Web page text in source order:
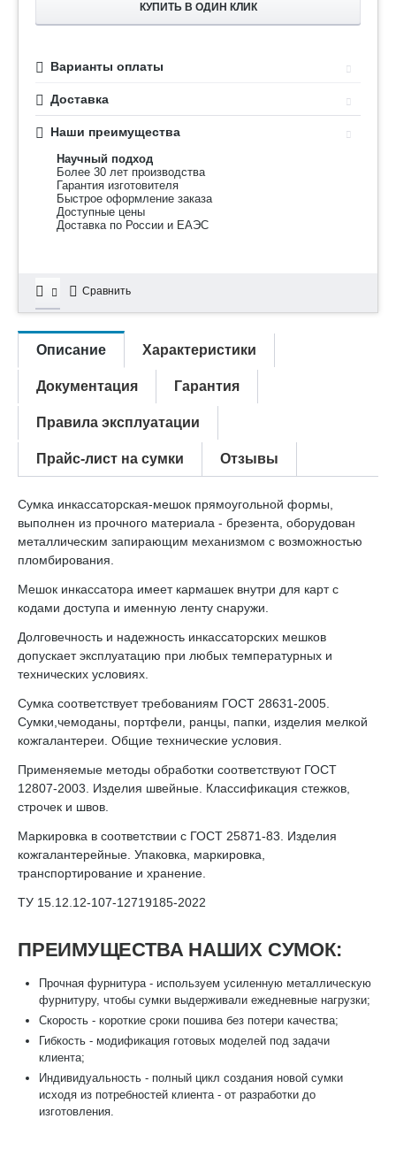
КУПИТЬ В ОДИН КЛИК
Варианты оплаты
Доставка
Наши преимущества
Научный подход
Более 30 лет производства
Гарантия изготовителя
Быстрое оформление заказа
Доступные цены
Доставка по России и ЕАЭС
Сравнить
Описание Характеристики
Документация Гарантия
Правила эксплуатации
Прайс-лист на сумки Отзывы
Сумка инкассаторская-мешок прямоугольной формы,
выполнен из прочного материала - брезента, оборудован
металлическим запирающим механизмом с возможностью
пломбирования.
Мешок инкассатора имеет кармашек внутри для карт с
кодами доступа и именную ленту снаружи.
Долговечность и надежность инкассаторских мешков
допускает эксплуатацию при любых температурных и
технических условиях.
Сумка соответствует требованиям ГОСТ 28631-2005.
Сумки,чемоданы, портфели, ранцы, папки, изделия мелкой
кожгалантереи. Общие технические условия.
Применяемые методы обработки соответствуют ГОСТ
12807-2003. Изделия швейные. Классификация стежков,
строчек и швов.
Маркировка в соответствии с ГОСТ 25871-83. Изделия
кожгалантерейные. Упаковка, маркировка,
транспортирование и хранение.
ТУ 15.12.12-107-12719185-2022
ПРЕИМУЩЕСТВА НАШИХ СУМОК:
Прочная фурнитура - используем усиленную металлическую
фурнитуру, чтобы сумки выдерживали ежедневные нагрузки;
Скорость - короткие сроки пошива без потери качества;
Гибкость - модификация готовых моделей под задачи
клиента;
Индивидуальность - полный цикл создания новой сумки
исходя из потребностей клиента - от разработки до
изготовления.